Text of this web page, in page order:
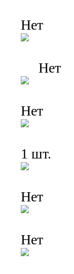
Нет
Нет
Нет
1 шт.
Нет
Нет